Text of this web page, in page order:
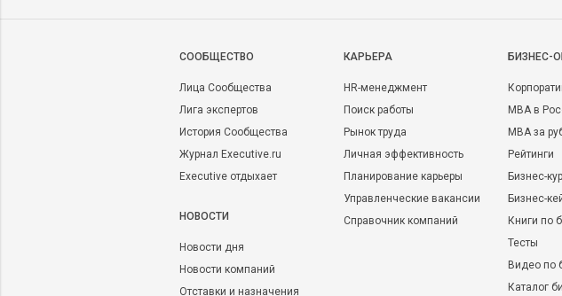
CООБЩЕСТВО
Лица Сообщества
Лига экспертов
История Сообщества
Журнал Executive.ru
Executive отдыхает
НОВОСТИ
Новости дня
Новости компаний
Отставки и назначения
КАРЬЕРА
HR-менеджмент
Поиск работы
Рынок труда
Личная эффективность
Планирование карьеры
Управленческие вакансии
Справочник компаний
БИЗНЕС-
MBA в
MBA за
Рейтинги
Бизнес-
Бизнес-
Книги по
Тесты
Видео по
Каталог